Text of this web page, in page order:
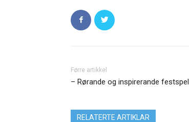
Førre artikkel
– Rørande og inspirerande festspel
RELATERTE ARTIKLAR